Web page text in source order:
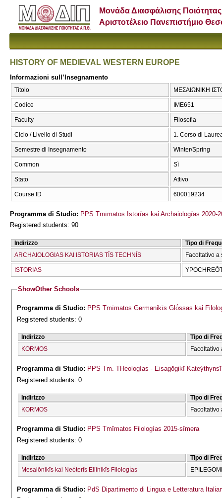
Μονάδα Διασφάλισης Ποιότητας
Αριστοτέλειο Πανεπιστήμιο
HISTORY OF MEDIEVAL WESTERN EUROPE
Informazioni sull’Insegnamento
Titolo ΜΕΣΑΙΩΝΙΚΗ
Codice ΙΜΕ651
Faculty Filosofia
Ciclo / Livello di Studi 1. Corso di
Semestre di Insegnamento Winter/Spring
Common Sì
Stato Attivo
Course ID 600019234
Programma di Studio: PPS Tmīmatos Istorías kai Archaiologías 2020-
Registered students: 90
Indirizzo
Tipo di
ARCΗAIOLOGIAS KAI ISTORIAS TĪS TECΗNĪS
Facoltativo a
ISTORIAS
ShowOther Schools
Programma di Studio: PPS Tmīmatos Germanikīs Glṓssas kai
Registered students: 0
Indirizzo
Tipo di
KORMOS
Facoltativo
Programma di Studio: PPS Tm. THeologías - Eisagōgikī
Registered students: 0
Indirizzo
Tipo di
KORMOS
Facoltativo
Programma di Studio: PPS Tmīmatos Filologías 2015-sīmera
Registered students: 0
Indirizzo
Tipo di
Mesaiōnikīs kai Neóterīs Ellīnikīs Filologías
Programma di Studio: PdS Dipartimento di Lingua e Letteratura